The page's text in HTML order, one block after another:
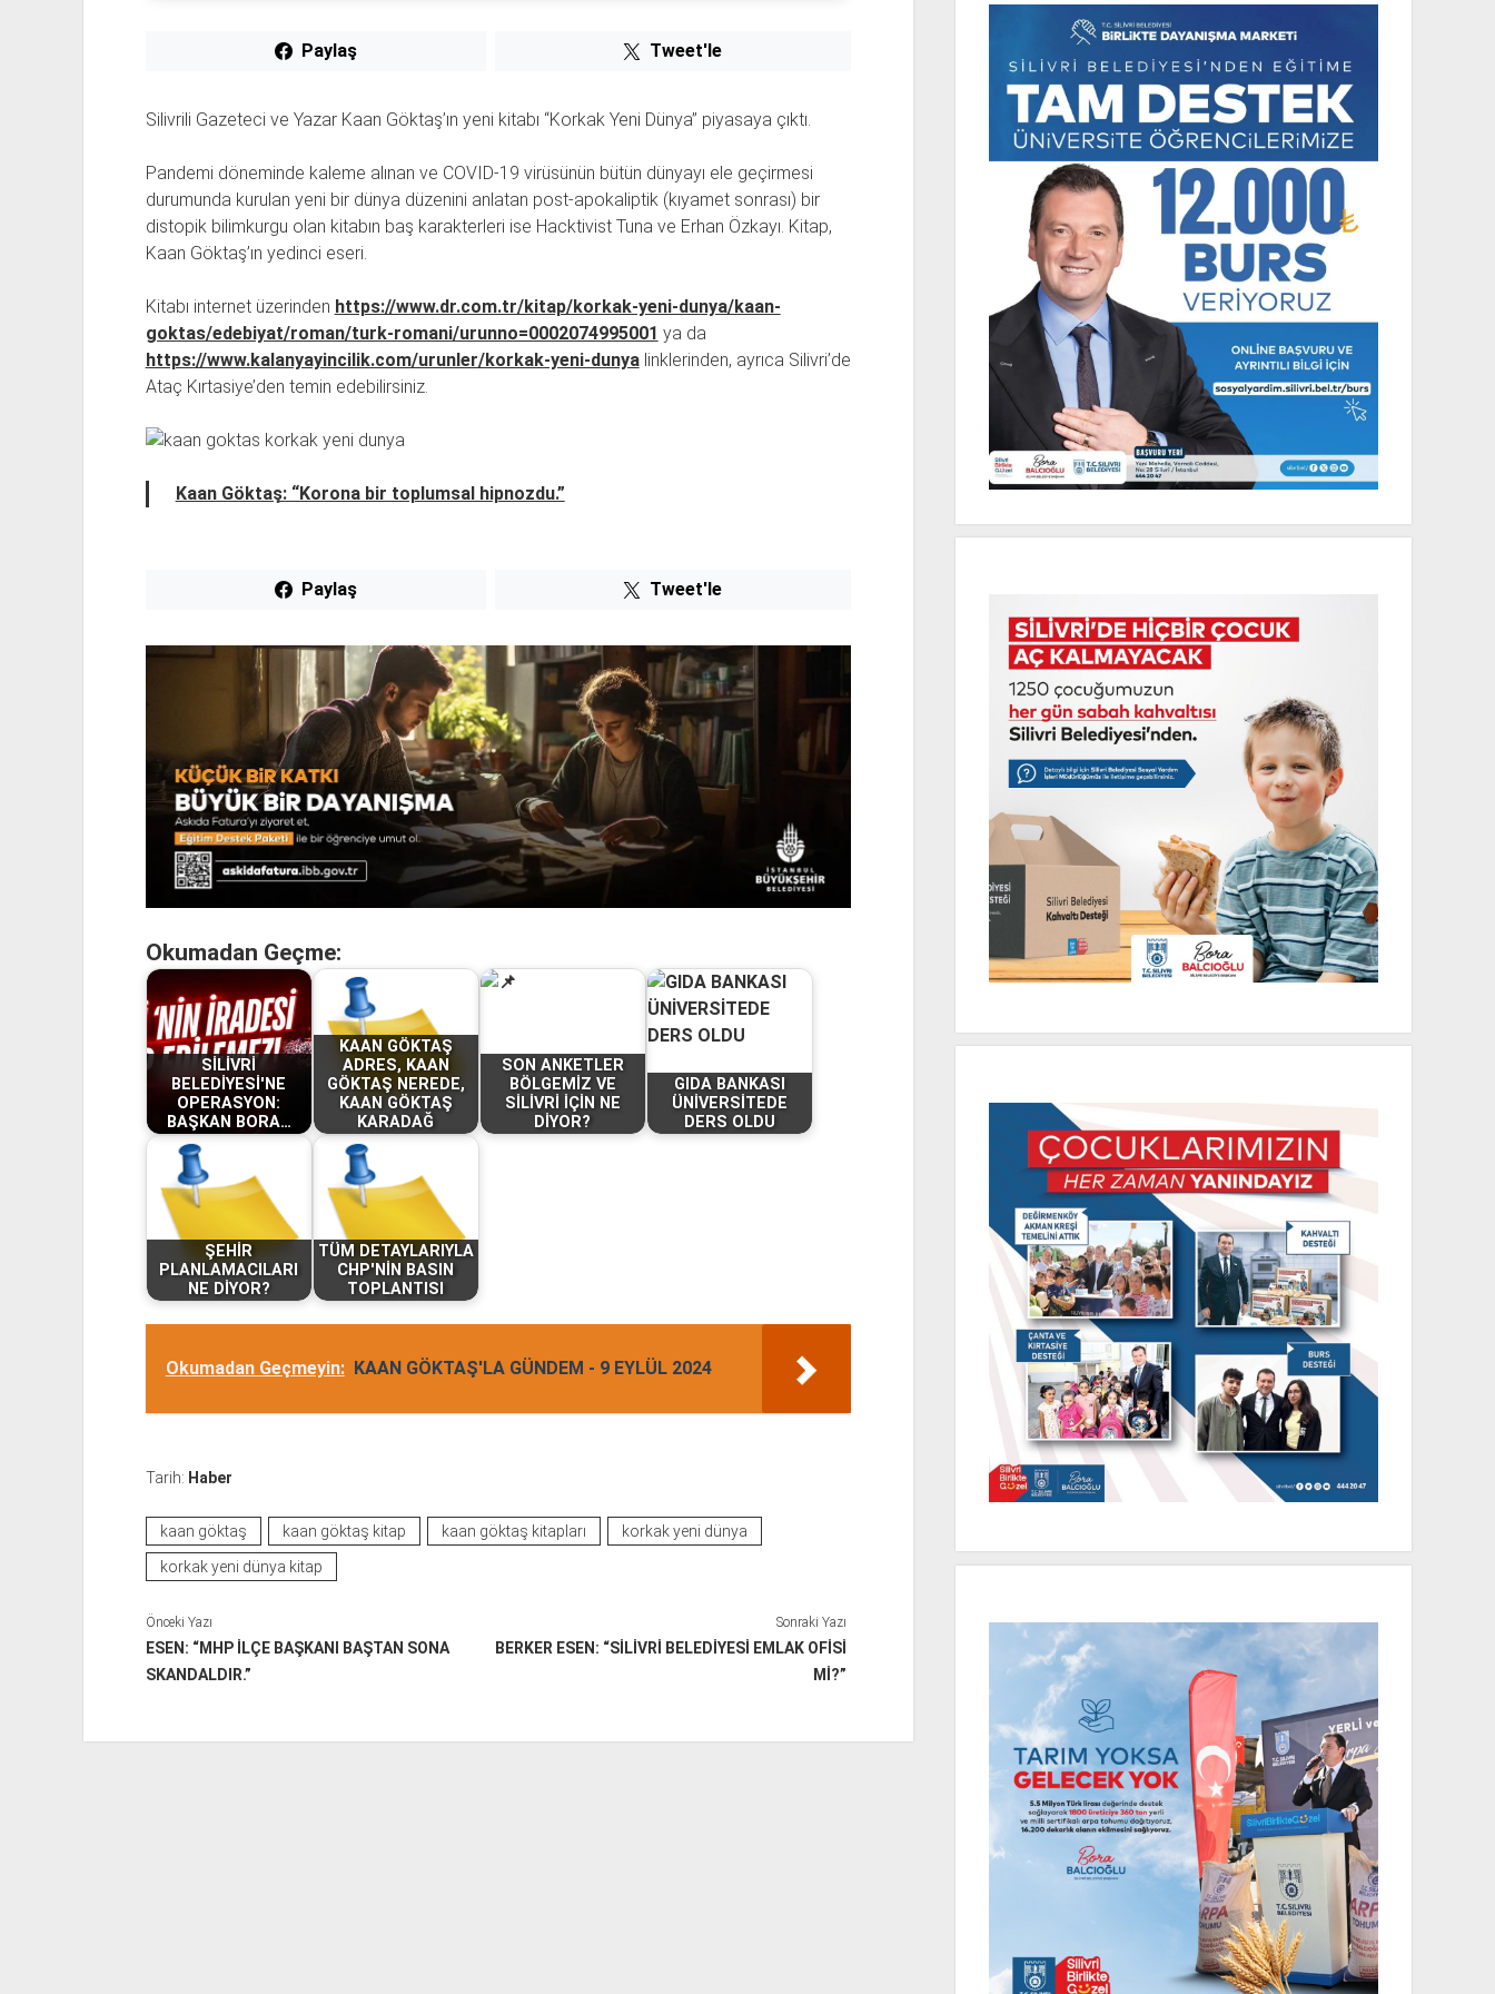
Paylaş Tweet'le
Silivrili Gazeteci ve Yazar Kaan Göktaş’ın yeni kitabı “Korkak Yeni Dünya” piyasaya çıktı.
Pandemi döneminde kaleme alınan ve COVID-19 virüsünün bütün dünyayı ele geçirmesi
durumunda kurulan yeni bir dünya düzenini anlatan post-apokaliptik (kıyamet sonrası) bir
distopik bilimkurgu olan kitabın baş karakterleri ise Hacktivist Tuna ve Erhan Özkayı. Kitap,
Kaan Göktaş’ın yedinci eseri.
Kitabı internet üzerinden https://www.dr.com.tr/kitap/korkak-yeni-dunya/kaan-
goktas/edebiyat/roman/turk-romani/urunno=0002074995001 ya da
https://www.kalanyayincilik.com/urunler/korkak-yeni-dunyalinklerinden, ayrıca Silivri’de
Ataç Kırtasiye’den temin edebilirsiniz.
Kaan Göktaş: “Korona bir toplumsal hipnozdu.”
Paylaş Tweet'le
Okumadan Geçme:
SİLİVRİ
BELEDİYESİ'NE
OPERASYON:
BAŞKAN BORA…
KAAN GÖKTAŞ
ADRES, KAAN
GÖKTAŞ NEREDE,
KAAN GÖKTAŞ
KARADAĞ
SON ANKETLER
BÖLGEMİZ VE
SİLİVRİ İÇİN NE
DİYOR?
GIDA BANKASI
ÜNİVERSİTEDE
DERS OLDU
ŞEHİR
PLANLAMACILARI
NE DİYOR?
TÜM DETAYLARIYLA
CHP'NİN BASIN
TOPLANTISI
Okumadan Geçmeyin: KAAN GÖKTAŞ'LA GÜNDEM - 9 EYLÜL 2024
Tarih: Haber
kaan göktaş kaan göktaş kitap kaan göktaş kitapları
korkak yeni dünya
korkak yeni dünya kitap
Önceki Yazı
ESEN: “MHP İLÇE BAŞKANI BAŞTAN SONA
SKANDALDIR.”
Sonraki Yazı
BERKER ESEN: “SİLİVRİ BELEDİYESİ EMLAK OFİSİ
Mİ?”